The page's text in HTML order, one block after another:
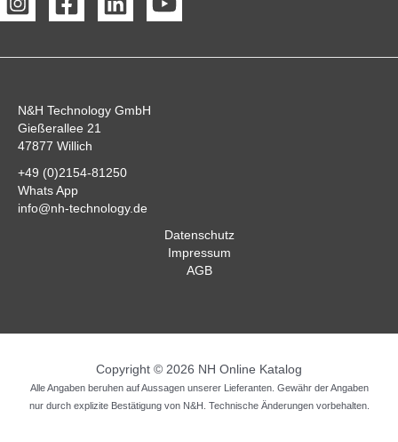
N&H Technology GmbH
Gießerallee 21
47877 Willich
+49 (0)2154-81250
Whats App
info@nh-technology.de
Datenschutz
Impressum
AGB
Copyright © 2026 NH Online Katalog
Alle Angaben beruhen auf Aussagen unserer Lieferanten. Gewähr der Angaben
nur durch explizite Bestätigung von N&H. Technische Änderungen vorbehalten.